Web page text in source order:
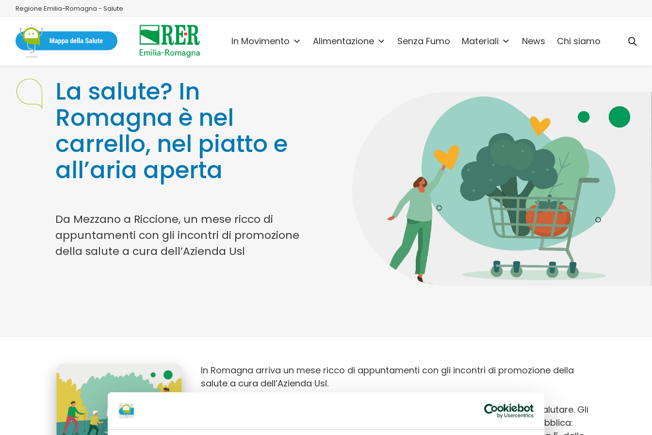
Regione Emilia-Romagna - Salute
In Movimento Alimentazione Senza Fumo Materiali News Chi siamo
La salute? In
Romagna è nel
carrello, nel piatto e
all’aria aperta
Da Mezzano a Riccione, un mese ricco di
appuntamenti con gli incontri di promozione
della salute a cura dell’Azienda Usl
In Romagna arriva un mese ricco di appuntamenti con gli incontri di promozione della
salute a cura dell’Azienda Usl.
Imparare insieme a fare la spesa, riempiendo il carrello in maniera gustosa e salutare. Gli
incontri sono tenuti da dietisti e assistenti sanitari del Dipartimento di Sanità Pubblica: